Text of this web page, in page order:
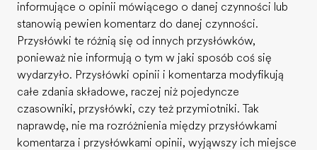
Nasze biura
Znajdź najbliższe biuro
O nas
Kim jesteśmy
Kariera
Dołącz do naszego zespołu
informujące o opinii mówiącego o danej czynności lub
stanowią pewien komentarz do danej czynności.
Przysłówki te różnią się od innych przysłówków,
ponieważ nie informują o tym w jaki sposób coś się
wydarzyło. Przysłówki opinii i komentarza modyfikują
całe zdania składowe, raczej niż pojedyncze
czasowniki, przysłówki, czy też przymiotniki. Tak
naprawdę, nie ma rozróżnienia między przysłówkami
komentarza i przysłówkami opinii, wyjąwszy ich miejsce